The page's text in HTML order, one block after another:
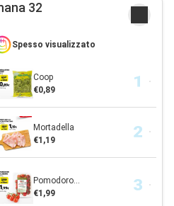
32
Spesso visualizzato
Coop
€0,89
Mortadella
€1,19
Pomodoro...
€1,99